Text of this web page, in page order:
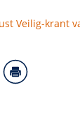
Veilig-krant